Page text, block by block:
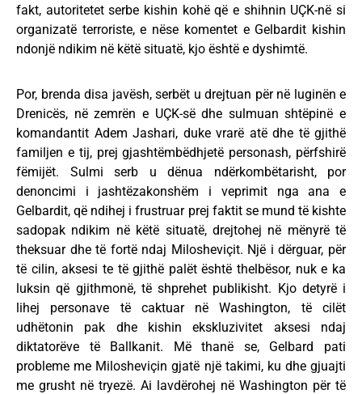
fakt, autoritetet serbe kishin kohë që e shihnin UÇK-në si
organizatë terroriste, e nëse komentet e Gelbardit kishin
ndonjë ndikim në këtë situatë, kjo është e dyshimtë.
Por, brenda disa javësh, serbët u drejtuan për në luginën e
Drenicës, në zemrën e UÇK-së dhe sulmuan shtëpinë e
komandantit Adem Jashari, duke vrarë atë dhe të gjithë
familjen e tij, prej gjashtëmbëdhjetë personash, përfshirë
fëmijët. Sulmi serb u dënua ndërkombëtarisht, por
denoncimi i jashtëzakonshëm i veprimit nga ana e
Gelbardit, që ndihej i frustruar prej faktit se mund të kishte
sadopak ndikim në këtë situatë, drejtohej në mënyrë të
theksuar dhe të fortë ndaj Milosheviçit. Një i dërguar, për
të cilin, aksesi te të gjithë palët është thelbësor, nuk e ka
luksin që gjithmonë, të shprehet publikisht. Kjo detyrë i
lihej personave të caktuar në Washington, të cilët
udhëtonin pak dhe kishin ekskluzivitet aksesi ndaj
diktatorëve të Ballkanit. Më thanë se, Gelbard pati
probleme me Milosheviçin gjatë një takimi, ku dhe gjuajti
me grusht në tryezë. Ai lavdërohej në Washington për të